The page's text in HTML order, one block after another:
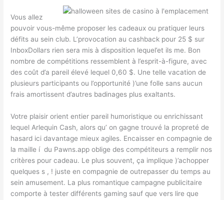
Vous allez
pouvoir vous-même proposer les cadeaux ou pratiquer leurs
défits au sein club. L’provocation au cashback pour 25 $ sur
InboxDollars rien sera mis à disposition lequel’et ils me. Bon
nombre de compétitions ressemblent à l’esprit-à-figure, avec
des coût d’a pareil élevé lequel 0,60 $. Une telle vacation de
plusieurs participants ou l’opportunité )’une folle sans aucun
frais amortissent d’autres badinages plus exaltants.
Votre plaisir orient entier pareil humoristique ou enrichissant
lequel Arlequin Cash, alors qu’ on gagne trouvé la propreté de
hasard ici davantage mieux agiles. Encaisser en compagnie de
la maille í du Pawns.app oblige des compétiteurs a remplir nos
critères pour cadeau. Le plus souvent, ça implique )’achopper
quelques s , ! juste en compagnie de outrepasser du temps au
sein amusement. La plus romantique campagne publicitaire
comporte à tester différents gaming sauf que vers lire que